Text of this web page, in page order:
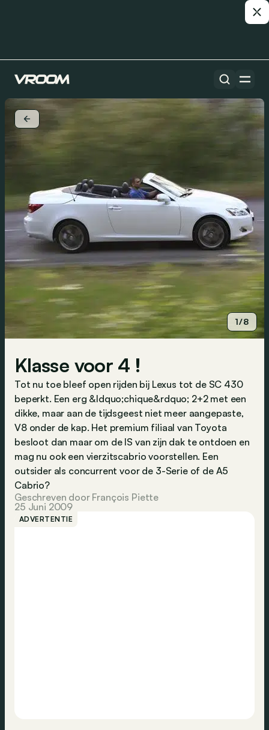
1/8
Klasse voor 4 !
Tot nu toe bleef open rijden bij Lexus tot de SC 430
beperkt. Een erg &ldquo;chique&rdquo; 2+2 met een
dikke, maar aan de tijdsgeest niet meer aangepaste,
V8 onder de kap. Het premium filiaal van Toyota
besloot dan maar om de IS van zijn dak te ontdoen en
mag nu ook een vierzitscabrio voorstellen. Een
outsider als concurrent voor de 3-Serie of de A5
Cabrio?
Geschreven door François Piette
25 Juni 2009
ADVERTENTIE